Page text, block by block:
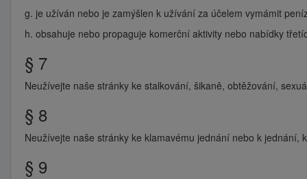
g. je užíván nebo je zamýšlen k užívání za účelem vymámit
h. obsahuje nebo propaguje komerční aktivity nebo nabídky
§ 7
Neužívejte naše stránky ke stalkování, šikaně, obtěžování,
§ 8
Neužívejte naše stránky ke klamavému jednání nebo k jednání,
§ 9